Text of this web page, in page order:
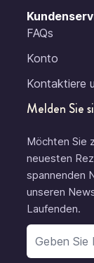
FAQs
Konto
Kontaktiere
Melden Sie
Möchten Sie
neuesten
spannenden
unseren
Laufenden.